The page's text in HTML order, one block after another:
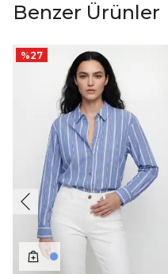
Benzer Ürünler
%27